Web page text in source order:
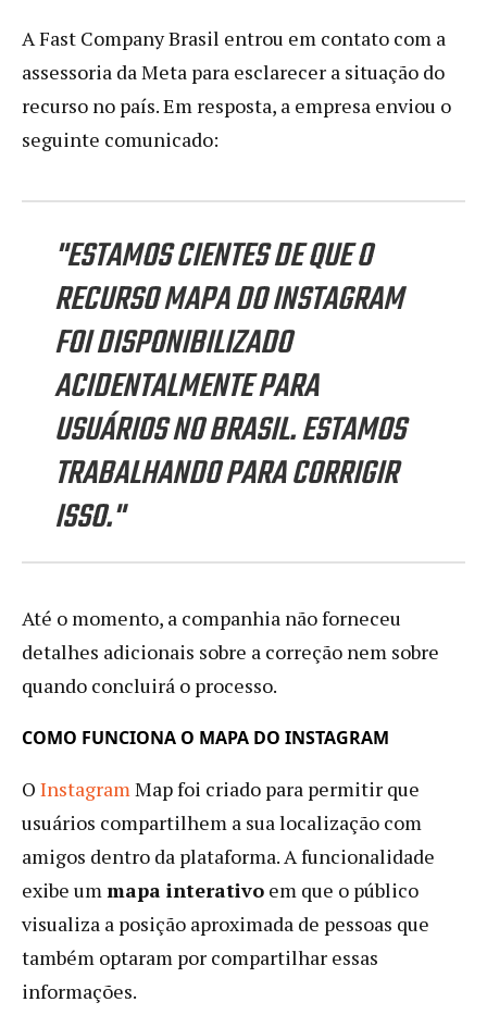
A Fast Company Brasil entrou em contato com a
assessoria da Meta para esclarecer a situação do
recurso no país. Em resposta, a empresa enviou o
seguinte comunicado:
"ESTAMOS CIENTES DE QUE O
RECURSO MAPA DO INSTAGRAM
FOI DISPONIBILIZADO
ACIDENTALMENTE PARA
USUÁRIOS NO BRASIL. ESTAMOS
TRABALHANDO PARA CORRIGIR
ISSO."
Até o momento, a companhia não forneceu
detalhes adicionais sobre a correção nem sobre
quando concluirá o processo.
COMO FUNCIONA O MAPA DO INSTAGRAM
O InstagramMap foi criado para permitir que
usuários compartilhem a sua localização com
amigos dentro da plataforma. A funcionalidade
exibe ummapa interativo em que o público
visualiza a posição aproximada de pessoas que
também optaram por compartilhar essas
informações.